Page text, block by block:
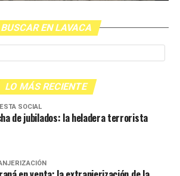
BUSCAR EN LAVACA
LO MÁS RECIENTE
SOCIAL
de jubilados: la heladera terrorista